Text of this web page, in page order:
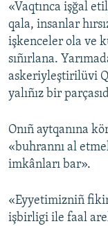
«Vaqtınca işğal
qala, insanlar
işkenceler ola ve
sıñırlana.
askeriyleştirilüvi
yalıñız bir
Onıñ aytqanına
«buhrannı al
imkânları bar».
«Eyyetimizniñ
işbirligi ile faal